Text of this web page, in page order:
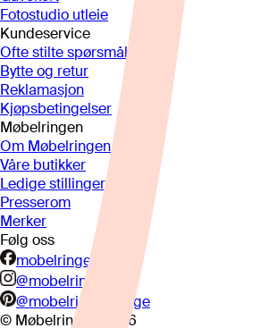
Fotostudio utleie
Kundeservice
Ofte stilte spørsmål
Bytte og retur
Reklamasjon
Kjøpsbetingelser
Møbelringen
Om Møbelringen
Våre butikker
Ledige stillinger
Presserom
Merker
Følg oss
mobelringen.no
@mobelringen
@mobelringennorge
© Møbelringen
2026